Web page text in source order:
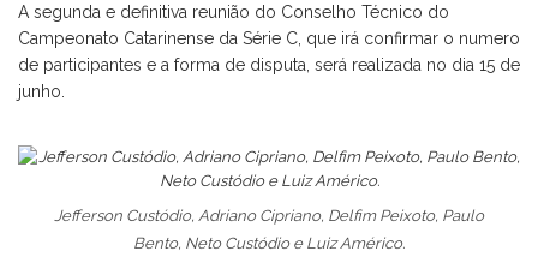
A segunda e definitiva reunião do Conselho Técnico do
Campeonato Catarinense da Série C, que irá confirmar o numero
de participantes e a forma de disputa, será realizada no dia 15 de
junho.
Jefferson Custódio, Adriano Cipriano, Delfim Peixoto, Paulo
Bento, Neto Custódio e Luiz Américo.